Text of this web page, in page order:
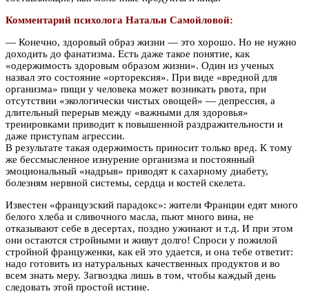
Комментарий психолога Натальи Самойловой:
— Конечно, здоровый образ жизни — это хорошо. Но не нужно
доходить до фанатизма. Есть даже такое понятие, как
«одержимость здоровым образом жизни». Один из ученых
назвал это состояние «орторексия». При виде «вредной для
организма» пищи у человека может возникать рвота, при
отсутствии «экологически чистых овощей» — депрессия, а
длительный перерыв между «важными для здоровья»
тренировками приводит к повышенной раздражительности и
даже приступам агрессии.
В результате такая одержимость приносит только вред. К тому
же бессмысленное изнурение организма и постоянный
эмоциональный «надрыв» приводят к сахарному диабету,
болезням нервной системы, сердца и костей скелета.
Известен «французский парадокс»: жители Франции едят много
белого хлеба и сливочного масла, пьют много вина, не
отказывают себе в десертах, поздно ужинают и т.д. И при этом
они остаются стройными и живут долго! Спроси у пожилой
стройной француженки, как ей это удается, и она тебе ответит:
надо готовить из натуральных качественных продуктов и во
всем знать меру. Загвоздка лишь в том, чтобы каждый день
следовать этой простой истине.